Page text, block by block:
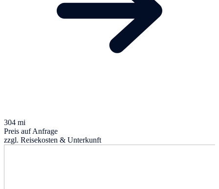
304 mi
Preis auf Anfrage
zzgl. Reisekosten & Unterkunft